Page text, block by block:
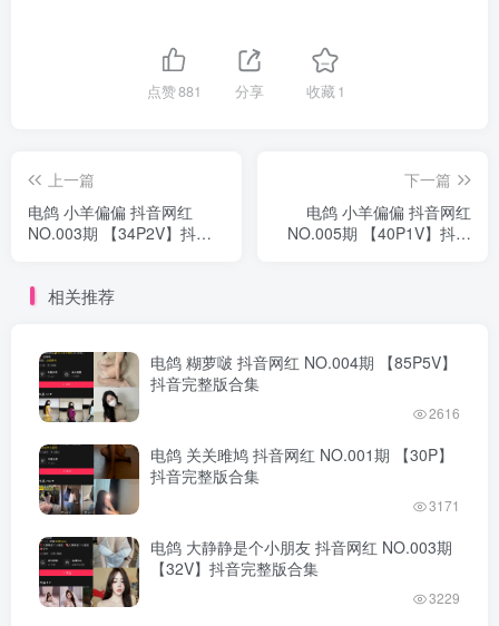
点赞881 分享 收藏1
上一篇
电鸽 小羊偏偏 抖音网红
NO.003期 【34P2V】抖音
下一篇
电鸽 小羊偏偏 抖音网红
NO.005期 【40P1V】抖音
相关推荐
电鸽 糊萝啵 抖音网红 NO.004期 【85P5V】
抖音完整版合集
2616
电鸽 关关雎鸠 抖音网红 NO.001期 【30P】
抖音完整版合集
3171
电鸽 大静静是个小朋友 抖音网红 NO.003期
【32V】抖音完整版合集
3229